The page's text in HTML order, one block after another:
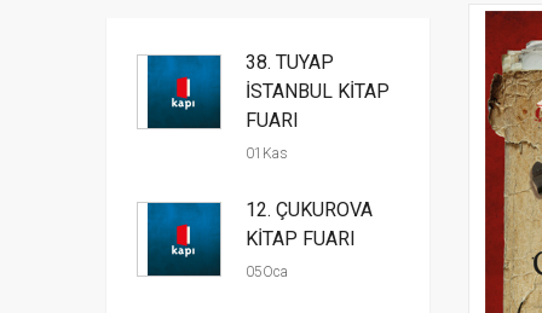
38. TÜYAP
İSTANBUL KİTAP
FUARI
01Kas
12. ÇUKUROVA
KİTAP FUARI
05Oca